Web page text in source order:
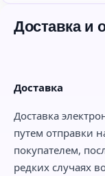
Доставка и
Доставка
Доставка
путем отправки
покупателем,
редких случаях